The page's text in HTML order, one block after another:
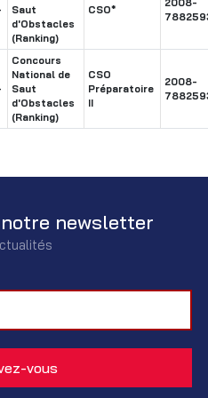
Saut
d'Obstacles
(Ranking)
CSO*
Concours
National de
Saut
d'Obstacles
(Ranking)
CSO
Préparatoire
II
2008-
newsletter